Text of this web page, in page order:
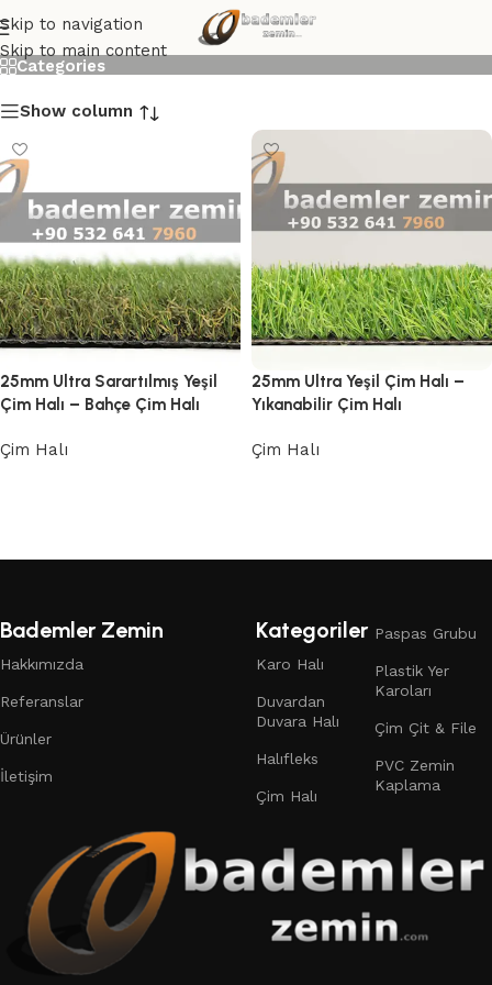
Skip to navigation
Skip to main content
25mm Çim Halı
Categories
Show column
25mm Ultra Sarartılmış Yeşil
Çim Halı – Bahçe Çim Halı
Çim Halı
25mm Ultra Yeşil Çim Halı –
Yıkanabilir Çim Halı
Çim Halı
Bademler Zemin
Hakkımızda
Referanslar
Ürünler
İletişim
Kategoriler
Karo Halı
Duvardan
Duvara Halı
Halıfleks
Çim Halı
Paspas Grubu
Plastik Yer
Karoları
Çim Çit & File
PVC Zemin
Kaplama